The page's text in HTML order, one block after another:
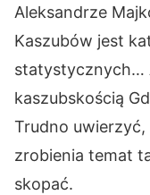
Aleksandrze
Kaszubów jest
statystycznych…
kaszubskością
Trudno
zrobienia temat
skopać.